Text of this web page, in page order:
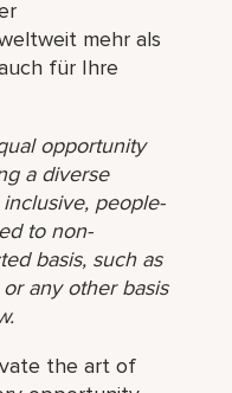
mehr als
für Ihre
opportunity
a diverse
people-
to non-
basis, such as
any other basis
the art of